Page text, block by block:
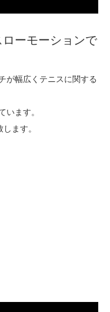
ローモーションで
が幅広くテニスに関する
います。
ます。